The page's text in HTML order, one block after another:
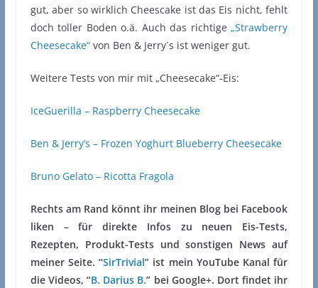
gut, aber so wirklich Cheescake ist das Eis nicht, fehlt
doch toller Boden o.ä. Auch das richtige„Strawberry
Cheesecake“von Ben & Jerry´s ist weniger gut.
Weitere Tests von mir mit „Cheesecake“-Eis:
IceGuerilla – Raspberry Cheesecake
Ben & Jerry’s – Frozen Yoghurt Blueberry Cheesecake
Bruno Gelato – Ricotta Fragola
Rechts am Rand könnt ihr meinen Blog bei Facebook
liken – für direkte Infos zu neuen Eis-Tests,
Rezepten, Produkt-Tests und sonstigen News auf
meiner Seite. “SirTrivial” ist mein YouTube Kanal für
die Videos, “B. Darius B.” bei Google+. Dort findet ihr